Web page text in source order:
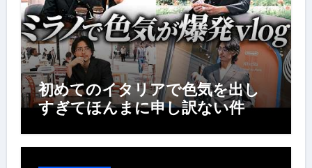
初めてのイタリアで色気を出し
すぎてほんまに申し訳ない件